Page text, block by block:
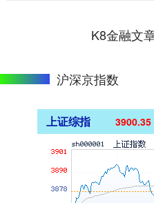
K8金融文
沪深京指数
上证综指 3900.35